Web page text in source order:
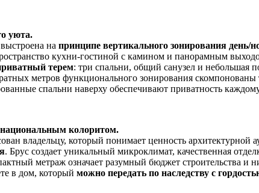
уюта.
на принципе вертикального зонирования день/
кухни-гостиной с камином и панорамным
терем: три спальни, общий санузел и небольшая
метров функционального зонирования
спальни наверху обеспечивают приватность
колоритом.
владельцу, который понимает ценность
. Брус создает уникальный микроклимат, качественная
метраж означает разумный бюджет строительства и
в дом, который можно передать по наследству с